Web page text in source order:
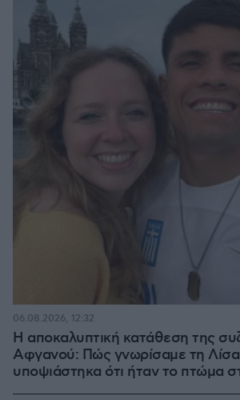
Η αποκαλυπτική κατάθεση της
Αφγανού: Πώς γνωρίσαμε τη Λίσα,
υποψιάστηκα ότι ήταν το πτώμα
06.08.2026, 12:32